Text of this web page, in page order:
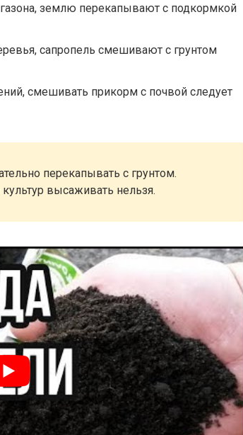
землю перекапывают с подкормкой
сапропель смешивают с грунтом
смешивать прикорм с почвой следует
перекапывать с грунтом.
высаживать нельзя.